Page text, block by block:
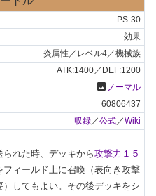
PS-30
効果
炎属性／レベル4／機械族
ATK:1400／DEF:1200
photo ノーマル
60806437
収録／公式／Wiki
れた時、デッキから攻撃力１５
フィールド上に召喚（表向き攻撃
してもよい。その後デッキをシ